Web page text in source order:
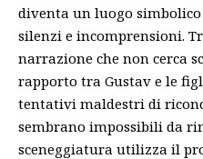
diventa un luogo
silenzi e incomprensioni.
narrazione che non cerca
rapporto tra Gustav e le
tentativi maldestri di
sembrano impossibili da
sceneggiatura utilizza il